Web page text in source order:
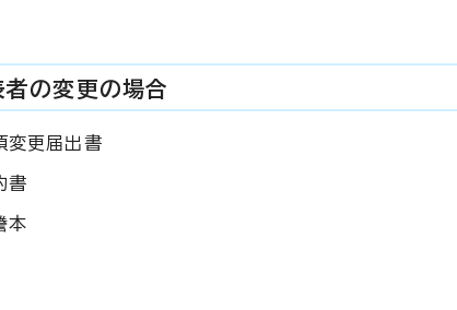
の変更の場合
変更届出書
書
本